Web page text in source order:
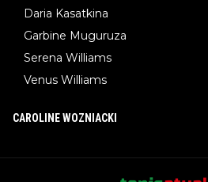
Daria Kasatkina
Garbine Muguruza
Serena Williams
Venus Williams
CAROLINE WOZNIACKI